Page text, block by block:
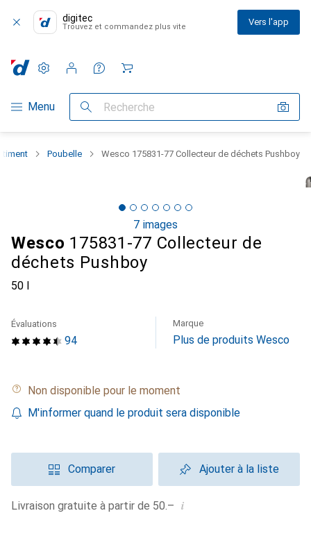
digitec
Trouvez et commandez plus vite Vers l'app
Navigation par catégorie
Menu Recherche
Paramètres
Compte client
Listes de comparaison
Listes d'envies
Panier
Poubelle Wesco 175831-77 Collecteur de déchets Pushboy
7 images
Wesco 175831-77 Collecteur de
déchets Pushboy
50 l
94
Évaluations Marque
Plus de produits Wesco
Non disponible pour le moment
M'informer quand le produit sera disponible
Comparer Ajouter à la liste
Livraison gratuite à partir de 50.– i